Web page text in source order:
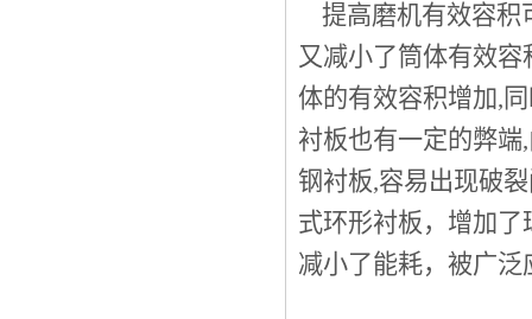
提高磨机有效容积
又减小了筒体有效
体的有效容积增加,
衬板也有一定的弊
钢衬板,容易出现破
式环形衬板，增加
减小了能耗，被广泛